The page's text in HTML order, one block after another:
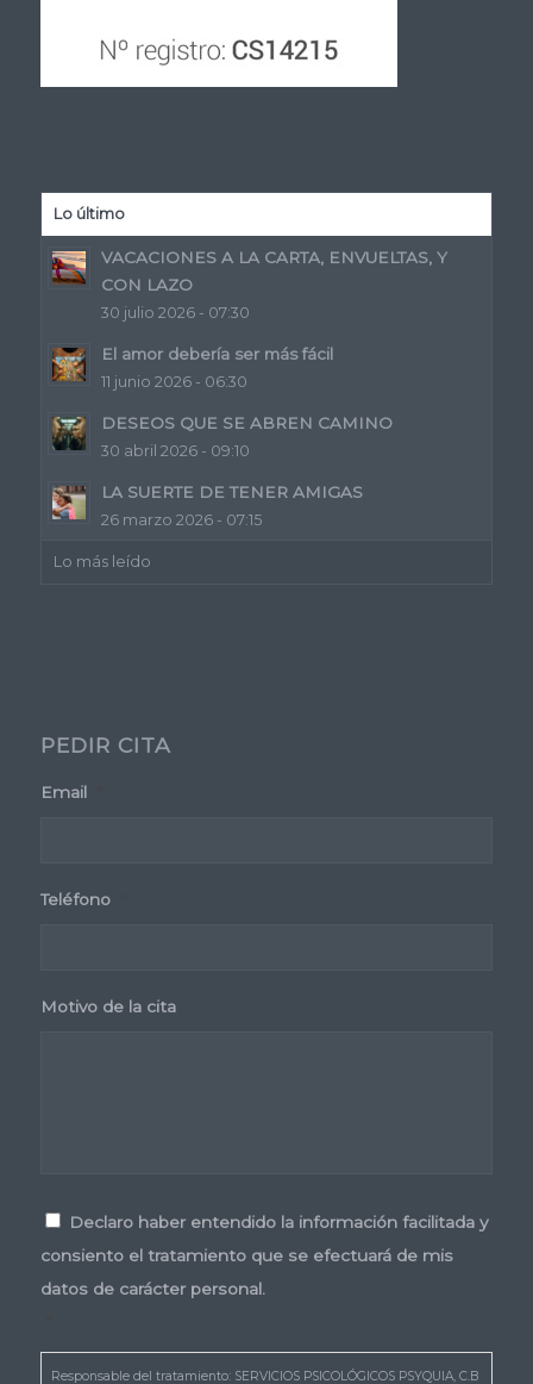
Lo último
VACACIONES A LA CARTA, ENVUELTAS, Y
CON LAZO
30 julio 2026 - 07:30
El amor debería ser más fácil
11 junio 2026 - 06:30
DESEOS QUE SE ABREN CAMINO
30 abril 2026 - 09:10
LA SUERTE DE TENER AMIGAS
26 marzo 2026 - 07:15
Lo más leído
PEDIR CITA
Email
Teléfono
Motivo de la cita
Consentimiento
Declaro haber entendido la información facilitada y
consiento el tratamiento que se efectuará de mis
datos de carácter personal.
Responsable del tratamiento: SERVICIOS PSICOLÓGICOS PSYQUIA, C.B